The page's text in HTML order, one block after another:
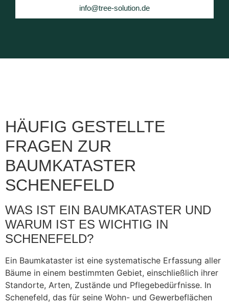
info@tree-solution.de
HÄUFIG GESTELLTE
FRAGEN ZUR
BAUMKATASTER
SCHENEFELD
WAS IST EIN BAUMKATASTER UND
WARUM IST ES WICHTIG IN
SCHENEFELD?
Ein Baumkataster ist eine systematische Erfassung aller
Bäume in einem bestimmten Gebiet, einschließlich ihrer
Standorte, Arten, Zustände und Pflegebedürfnisse. In
Schenefeld, das für seine Wohn- und Gewerbeflächen